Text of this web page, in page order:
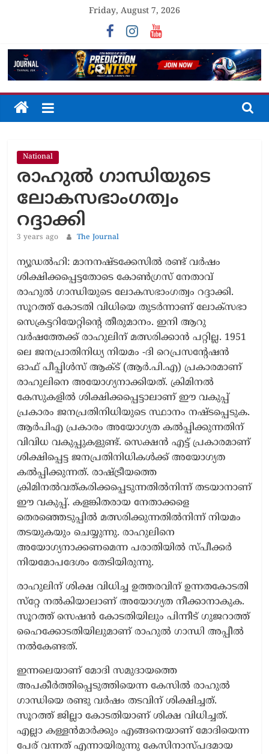
Friday, August 7, 2026
The
Unfolding
The
National
രാഹുൽ ഗാന്ധിയുടെ
ലോകസഭാംഗത്വം
റദ്ദാക്കി
3 years ago The Journal
ന്യൂഡൽഹി: മാനനഷ്ടക്കേസിൽ രണ്ട് വർഷം
ശിക്ഷിക്കപ്പെട്ടതോടെ കോൺഗ്രസ് നേതാവ്
രാഹുൽ ഗാന്ധിയുടെ ലോകസഭാംഗത്വം റദ്ദാക്കി.
സൂറത്ത് കോടതി വിധിയെ തുടർന്നാണ് ലോക്‌സഭാ
സെക്രട്ടറിയേറ്റിന്റെ തീരുമാനം. ഇനി ആറു
വർഷത്തേക്ക് രാഹുലിന് മത്സരിക്കാൻ പറ്റില്ല. 1951
ലെ ജനപ്രാതിനിധ്യ നിയമം -ദി റെപ്രസന്റേഷൻ
ഓഫ് പീപ്പിൾസ് ആക്ട് (ആർ.പി.എ) പ്രകാരമാണ്
രാഹുലിനെ അയോഗ്യനാക്കിയത്. ക്രിമിനൽ
കേസുകളിൽ ശിക്ഷിക്കപ്പെട്ടാലാണ് ഈ വകുപ്പ്
പ്രകാരം ജനപ്രതിനിധിയുടെ സ്ഥാനം നഷ്ടപ്പെടുക.
ആർപിഎ പ്രകാരം അയോഗ്യത കൽപ്പിക്കുന്നതിന്
വിവിധ വകുപ്പുകളുണ്ട്. സെക്ഷൻ എട്ട് പ്രകാരമാണ്
ശിക്ഷിപ്പെട്ട ജനപ്രതിനിധികൾക്ക് അയോഗ്യത
കൽപ്പിക്കുന്നത്. രാഷ്ട്രീയത്തെ
ക്രിമിനൽവത്കരിക്കപ്പെടുന്നതിൽനിന്ന് തടയാനാണ്
ഈ വകുപ്പ്. കളങ്കിതരായ നേതാക്കളെ
തെരഞ്ഞെടുപ്പിൽ മത്സരിക്കുന്നതിൽനിന്ന് നിയമം
തടയുകയും ചെയ്യുന്നു. രാഹുലിനെ
അയോഗ്യനാക്കണമെന്ന പരാതിയിൽ സ്പീക്കർ
നിയമോപദേശം തേടിയിരുന്നു.
രാഹുലിന് ശിക്ഷ വിധിച്ച ഉത്തരവിന് ഉന്നതകോടതി
സ്‌റ്റേ നൽകിയാലാണ് അയോഗ്യത നീക്കാനാകുക.
സൂറത്ത് സെഷൻ കോടതിയിലും പിന്നീട് ഗുജറാത്ത്
ഹൈക്കോടതിയിലുമാണ് രാഹുൽ ഗാന്ധി അപ്പീൽ
നൽകേണ്ടത്.
ഇന്നലെയാണ് മോദി സമുദായത്തെ
അപകീർത്തിപ്പെടുത്തിയെന്ന കേസിൽ രാഹുൽ
ഗാന്ധിയെ രണ്ടു വർഷം തടവിന് ശിക്ഷിച്ചത്.
സൂറത്ത് ജില്ലാ കോടതിയാണ് ശിക്ഷ വിധിച്ചത്.
എല്ലാ കള്ളൻമാർക്കും എങ്ങനെയാണ് മോദിയെന്ന
പേര് വന്നത് എന്നായിരുന്നു കേസിനാസ്പദമായ